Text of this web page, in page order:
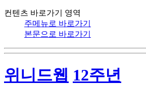
컨텐츠 바로가기 영역
주메뉴로 바로가기
본문으로 바로가기
위니드웹 12주년